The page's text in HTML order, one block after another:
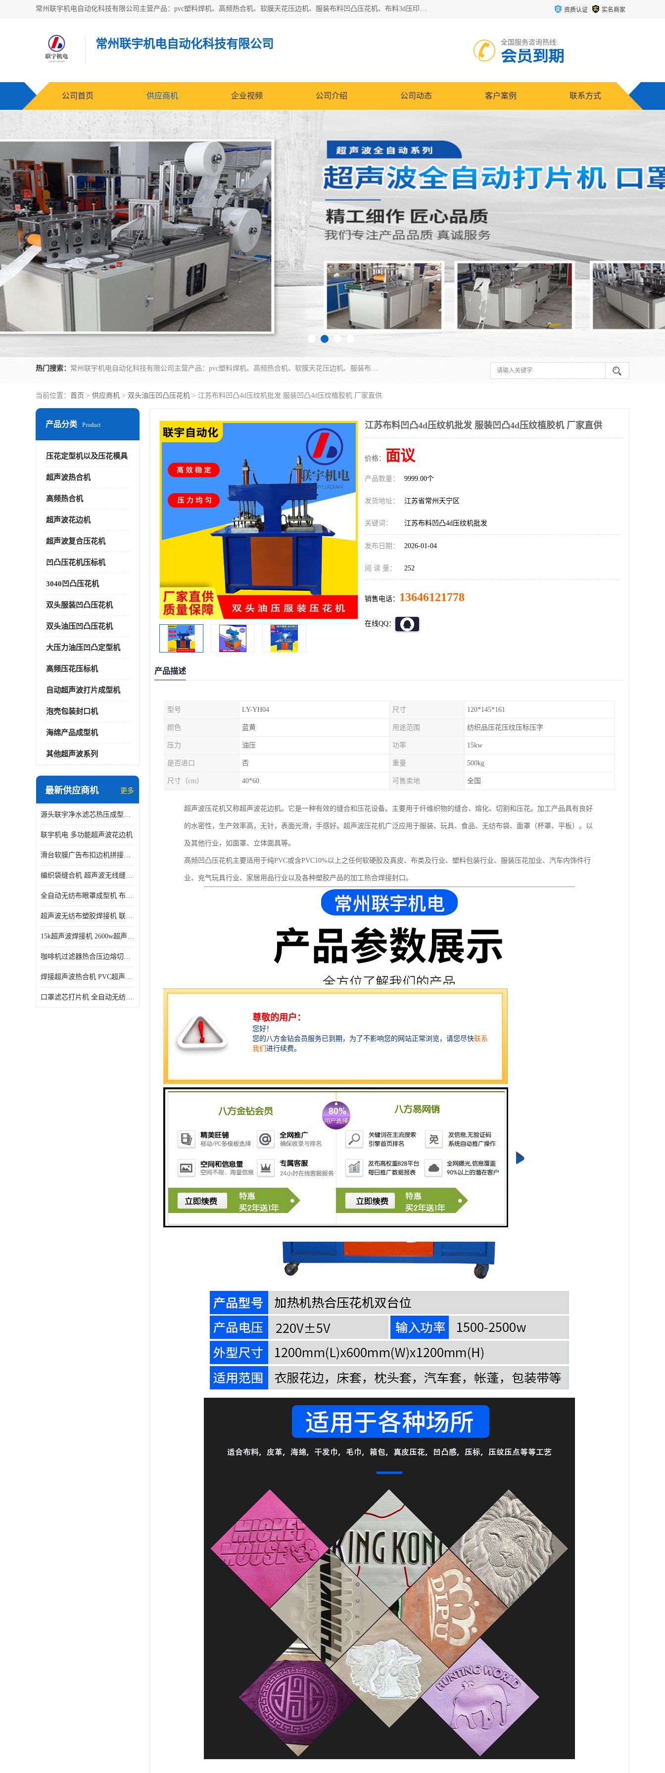
常州联宇机电自动化科技有限公司主营产品：pvc塑料焊机、高频热合机、软膜天花压边机、服装布料凹凸压花机、布料3d压印设备、服装植胶设备、超声波布料花边机、无纺布热合机、全自动压花机。 资质认证 实名商家
常州联宇机电自动化科技有限公司 全国服务咨询热线:
会员到期
公司首页 供应商机 企业视频 公司介绍 公司动态 客户案例 联系方式
热门搜索： 常州联宇机电自动化科技有限公司主营产品：pvc塑料焊机、高频热合机、软膜天花压边机、服装布料凹凸压花机、布料3d压印设备、服装植胶设备、超声波布料花边机、无纺布热合机、全自动压花机。
当前位置： 首页 > 供应商机 > 双头油压凹凸压花机 > 江苏布料凹凸4d压纹机批发 服装凹凸4d压纹植胶机 厂家直供
产品分类 Product
压花定型机以及压花模具
超声波热合机
高频热合机
超声波花边机
超声波复合压花机
凹凸压花机压标机
3040凹凸压花机
双头服装凹凸压花机
双头油压凹凸压花机
大压力油压凹凸定型机
高频压花压标机
自动超声波打片成型机
泡壳包装封口机
海绵产品成型机
其他超声波系列
最新供应商机 更多
源头联宇净水滤芯热压成型机器 超声波大功率封边机
联宇机电 多功能超声波花边机
滑台软膜广告布扣边机拼接机用于焊接热合拼接作用
编织袋缝合机 超声波无线缝合机 厂家现货供应
全自动无纺布眼罩成型机 布料海绵眼罩热合切边机
超声波无纺布塑胶焊接机 联宇制造
15k超声波焊接机 2600w超声波焊接机 联宇制造
咖啡机过滤器热合压边熔切机 超声波无纺布喷胶棉热合机
焊接超声波热合机 PVC超声波焊接机 无纺布超声波设备
口罩滤芯打片机 全自动无纺布压花压标设备 多层料复合机
江苏布料凹凸4d压纹机批发 服装凹凸4d压纹植胶机 厂家直供
价格： 面议
产品数量： 9999.00个
发货地址： 江苏省常州天宁区
关键词： 江苏布料凹凸4d压纹机批发
发布日期： 2026-01-04
阅 读 量： 252
销售电话： 13646121778
在线QQ：
产品描述
型号 LY-YH04 尺寸 120*145*161
颜色 蓝黄 用途范围 纺织品压花压纹压标压字
压力 油压 功率 15kw
是否进口 否 重量 500kg
尺寸（cm） 40*60 可售卖地 全国
超声波压花机又称超声波花边机。它是一种有效的缝合和压花设备。主要用于纤维织物的缝合、熔化、切割和压花。加工产品具有良好
的水密性，生产效率高，无针，表面光滑，手感好。超声波压花机广泛应用于服装、玩具、食品、无纺布袋、面罩（杯罩、平板）。以
及其他行业，如面罩、立体面具等。
高频凹凸压花机主要适用于纯PVC或含PVC10%以上之任何软硬胶及真皮、布类及行业、塑料包装行业、服装压花加业、汽车内饰件行
业、充气玩具行业、家居用品行业以及各种塑胶产品的加工热合焊接封口。